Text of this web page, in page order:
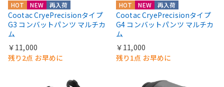
HOT NEW 再入荷
Cootac CryePrecisionタイプ
G3 コンバットパンツ マルチカ
ム
￥11,000
残り2点 お早めに
HOT NEW 再入荷
Cootac CryePrecisionタイプ
G4 コンバットパンツ マルチカ
ム
￥11,000
残り1点 お早めに